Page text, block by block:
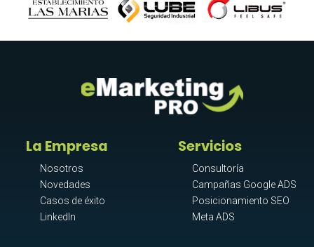
La Empresa
Nosotros
Novedades
Casos de éxito
LinkedIn
Servicios
Consultoría
Campañas Google ADS
Posicionamiento SEO
Meta ADS